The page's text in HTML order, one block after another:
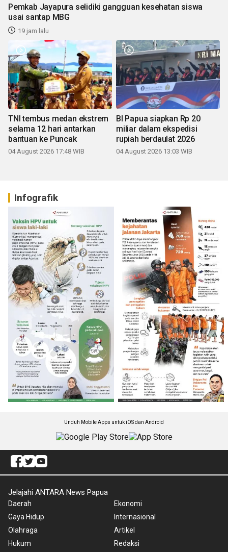
Pemkab Jayapura selidiki gangguan kesehatan siswa
usai santap MBG
19 jam lalu
TNI tembus medan ekstrem
selama 12 hari antarkan
bantuan ke Puncak
04 August 2026 17:48 WIB
BI Papua siapkan Rp 20
miliar dalam ekspedisi
rupiah berdaulat 2026
04 August 2026 13:03 WIB
Infografik
Unduh Mobile Apps untuk iOS dan Android
Jelajahi ANTARA News Papua
Daerah
Gaya Hidup
Olahraga
Hukum
Ekonomi
Internasional
Artikel
Redaksi